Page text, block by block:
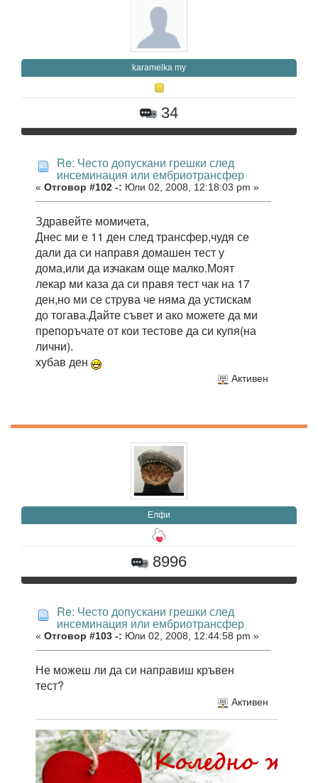
karamelka my
34
Re: Често допускани грешки след
инсеминация или ембриотрансфер
« Отговор #102 -: Юли 02, 2008, 12:18:03 pm »
Здравейте момичета,
Днес ми е 11 ден след трансфер,чудя се
дали да си направя домашен тест у
дома,или да изчакам още малко.Моят
лекар ми каза да си правя тест чак на 17
ден,но ми се струва че няма да устискам
до тогава.Дайте съвет и ако можете да ми
препоръчате от кои тестове да си купя(на
лични).
хубав ден
Активен
Елфи
8996
Re: Често допускани грешки след
инсеминация или ембриотрансфер
« Отговор #103 -: Юли 02, 2008, 12:44:58 pm »
Не можеш ли да си направиш кръвен
тест?
Активен